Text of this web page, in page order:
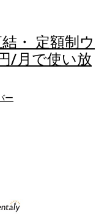
結・ 定額制ウ
/月で使い放
ー